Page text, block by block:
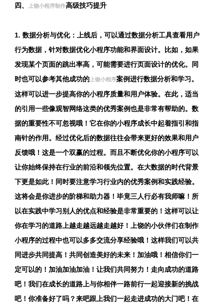
四、 上饶小程序制作高级技巧提升
1. 数据分析与优化：上线后，可以通过数据分析工具查看用户
行为数据，针对数据优化小程序功能和界面设计。比如，如果
发现某个页面的跳出率高，可能需要进行页面设计的优化。同
时也可以参考其他成功的 上饶小程序案例进行数据分析和学习。
这样可以进一步提高你的小程序质量和用户体验。在此，适当
的引用一些像观智网络这类的优秀案例也是非常有帮助的。数
据的重要性不可忽视哦！它在你的小程序成长中起着指引和指
南针的作用。经过优化后的数据往往会带来更好的效果和用户
反馈哦！这是一个双赢的过程。而且不断优化你的小程序可以
让你始终保持在行业的前沿和领先位置。在大数据的时代背景
下更是如此！同时要注意学习行业内的优秀案例和实践经验。
这将会是你进步的阶梯和助力器！毕竟三人行必有我师嘛！所
以在实践中学习别人的优点和经验是非常重要的！这样可以让
你在学习的道路上越走越远越走越好！上饶的小伙伴们在制作
小程序的过程中也可以多多交流分享经验哦！这样我们可以共
同进步共同提高！共同创造美好的未来！加油哦！相信你们一
定可以的！加油加油加油！让我们共同努力！走向成功的道路
吧！我们在成长的道路上与你相伴一路前行一起迎接新的挑战
吧！你准备好了吗？来吧跟上我们一起走进成功的大门吧！在